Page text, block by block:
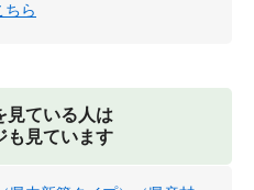
ちら
見ている人は
も見ています